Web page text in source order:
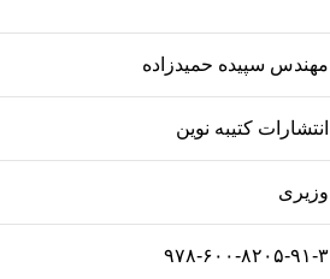
مهندس سپیده حمیدزاده
انتشارات کتیبه نوین
وزیری
۹۷۸-۶۰۰-۸۲۰۵-۹۱-۳